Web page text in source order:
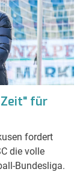
Zeit" für
fordert
die volle
Bundesliga.